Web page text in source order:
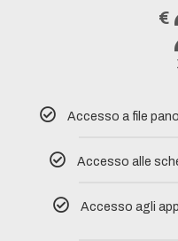
€
Accesso a file
Accesso alle
Accesso agli